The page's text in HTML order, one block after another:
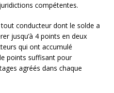
compétentes.
conducteur dont le solde a
jusqu’à 4 points en deux
qui ont accumulé
points suffisant pour
agréés dans chaque